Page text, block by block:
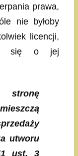
prawa,
nie byłoby
licencji,
się o jej
stronę
utworu
ust. 3